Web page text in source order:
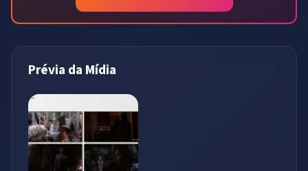
Prévia da Mídia